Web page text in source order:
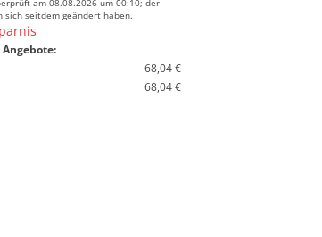
am 08.08.2026 um 00:10; der
sich seitdem geändert haben.
68,04 €
68,04 €